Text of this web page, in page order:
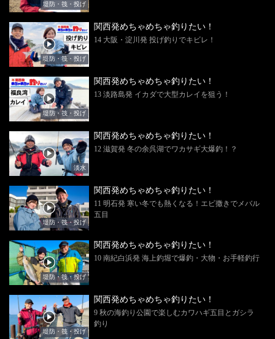
堤防・筏・投げ
堤防・筏・投げ
関西発めちゃめちゃ釣りたい！
14 大阪・淀川発 投げ釣りでキビレ！
堤防・筏・投げ
関西発めちゃめちゃ釣りたい！
13 淡路島発 イカダで大型カレイを狙う！
淡水
関西発めちゃめちゃ釣りたい！
12 滋賀発 冬の余呉湖でワカサギ大爆釣！？
堤防・筏・投げ
関西発めちゃめちゃ釣りたい！
11 明石発 寒い冬でも熱くなる！エビ撒きでメバル
五目
堤防・筏・投げ
関西発めちゃめちゃ釣りたい！
10 南紀白浜発 海上釣堀で爆釣・大物・お手軽釣行
堤防・筏・投げ
関西発めちゃめちゃ釣りたい！
9 秋の海釣り公園で楽しむカワハギ五目とガシラ
釣り